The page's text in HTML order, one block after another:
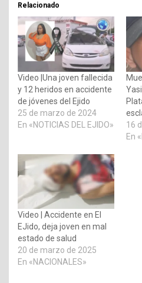
Relacionado
Video |Una joven fallecida
y 12 heridos en accidente
de jóvenes del Ejido
25 de marzo de 2024
En «NOTICIAS DEL EJIDO»
16
En
Video | Accidente en El
EJido, deja joven en mal
estado de salud
20 de marzo de 2025
En «NACIONALES»